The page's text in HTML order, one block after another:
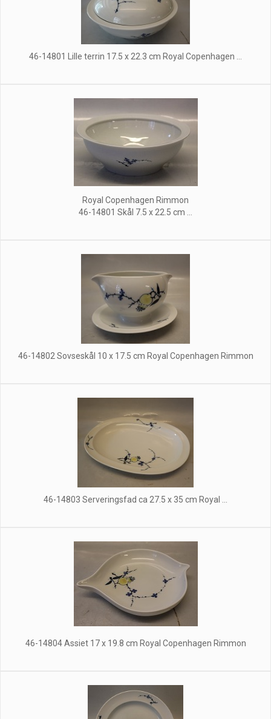
46-14801 Lille terrin 17.5 x 22.3 cm Royal Copenhagen ...
Royal Copenhagen Rimmon
46-14801 Skål 7.5 x 22.5 cm ...
46-14802 Sovseskål 10 x 17.5 cm Royal Copenhagen Rimmon
46-14803 Serveringsfad ca 27.5 x 35 cm Royal ...
46-14804 Assiet 17 x 19.8 cm Royal Copenhagen Rimmon